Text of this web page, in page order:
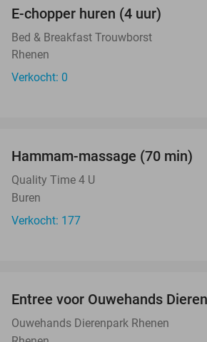
NEW
TODAY
E-chopper huren (4 uur)
Bed & Breakfast Trouwborst
Rhenen
Verkocht: 0
Hammam-massage (70 min)
Quality Time 4 U
Buren
Verkocht: 177
Entree voor Ouwehands
Ouwehands Dierenpark Rhenen